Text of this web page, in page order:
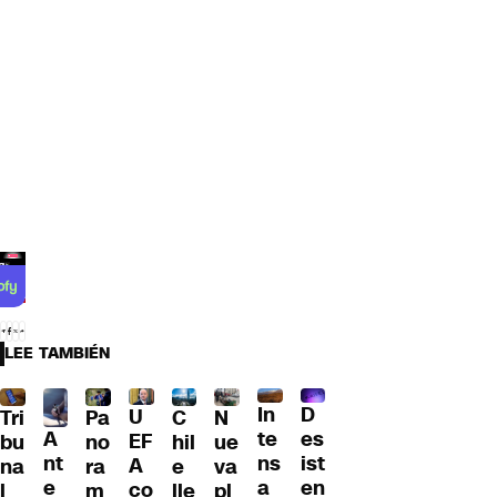
LEE TAMBIÉN
Tri
bu
na
l
A
nt
e
Pa
no
ra
m
U
EF
A
co
C
hil
e
lle
N
ue
va
pl
In
te
ns
a
D
es
ist
en